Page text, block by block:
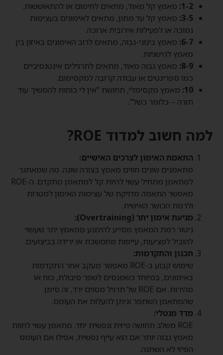
1-2: מאמץ קל מאוד, מתאים לחימום או להתאוששות.
3-5: מאמץ קל עד מתון, מתאים לאימונים בעצימות
נמוכה או לפעילות אירובית ארוכה.
6-7: מאמץ בינוני-גבוה, מתאים לרוב האימונים באיזון בין
מאמץ להישגיות.
8-9: מאמץ גבוה מאוד, מתאים לתרגילים אינטנסיביים
כמו ספרינטים או עבודה קרובה למקסימום.
10: מאמץ מקסימלי, תחושת "אין לי כוחות להמשיך עוד
חזרה – כלומר כשל".
למה חשוב למדוד ROE?
התאמת האימון לצרכים האישיים:
מתאמנים שונים חווים מאמץ בצורה שונה. מה שמאתגר
למתאמן מתחיל עשוי להיות קל למתאמן מתקדם. ה-ROE
מאפשר התאמה מדויקת של עצימות האימון למטרות
ולרמת הכושר האישית.
מניעת אימון יתר (Overtraining):
ניטור רמת המאמץ מסייע להימנע ממאמץ יתר שעשוי
להוביל לפציעות, עייפות מתמשכת או ירידה בביצועים.
תכנון והתקדמות:
שימוש קבוע ב-ROE מאפשר מעקב אחר התקדמות
באימונים, במיוחד כשמנסים לשפר סיבולת, כוח או
מהירות. אם ROE של תרגיל מסוים ירד, זה סימן
שהמתאמן השתפר וניתן להעלות את העומס.
מדד מנטלי:
ROE משלב תחושה פיזית ונפשית יחד. מתאמן עשוי לחוות
מאמץ גבוה יותר אם הוא עייף נפשית, אפילו אם העומס
הפיזי לא השתנה.